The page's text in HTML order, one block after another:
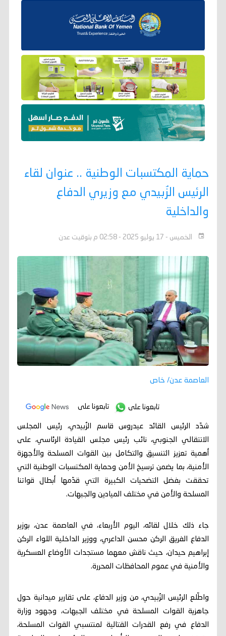
حماية المكتسبات الوطنية .. عنوان لقاء
الرئيس الزُبيدي مع وزيري الدفاع
والداخلية
الخميس - 17 يوليو 2025 - 02:58 م بتوقيت عدن
العاصمة عدن/ خاص
تابعونا على تابعونا على
شدّد الرئيس القائد عيدروس قاسم الزُبيدي، رئيس المجلس
الانتقالي الجنوبي، نائب رئيس مجلس القيادة الرئاسي، على
أهمية تعزيز التنسيق والتكامل بين القوات المسلحة والأجهزة
الأمنية، بما يضمن ترسيخ الأمن وحماية المكتسبات الوطنية التي
تحققت بفضل التضحيات الكبيرة التي قدّمها أبطال قواتنا
المسلحة والأمن في مختلف الميادين والجبهات.
جاء ذلك خلال لقائه، اليوم الأربعاء، في العاصمة عدن، بوزير
الدفاع الفريق الركن محسن الداعري، ووزير الداخلية اللواء الركن
إبراهيم حيدان، حيث ناقش معهما مستجدات الأوضاع العسكرية
والأمنية في عموم المحافظات المحررة.
واطّلع الرئيس الزُبيدي، من وزير الدفاع، على تقارير ميدانية حول
جاهزية القوات المسلحة في مختلف الجبهات، وجهود وزارة
الدفاع في رفع القدرات القتالية لمنتسبي القوات المسلحة،